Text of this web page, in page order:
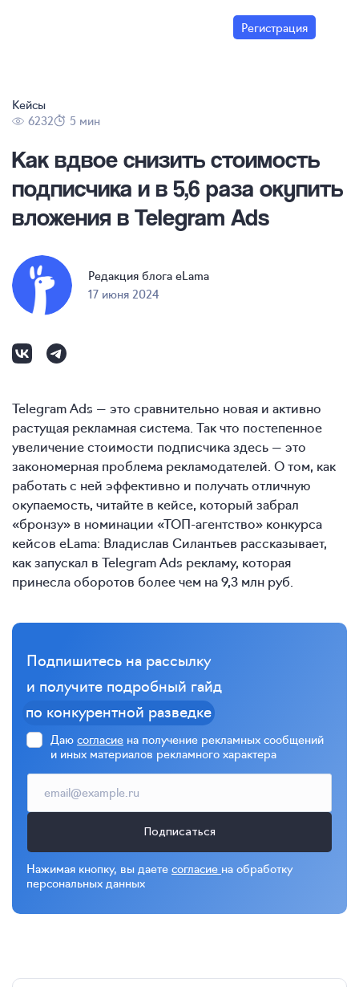
Регистрация
Кейсы
6232
5 мин
Как вдвое снизить стоимость
подписчика и в 5,6 раза окупить
вложения в Telegram Ads
Редакция блога eLama
17 июня 2024
Telegram Ads — это сравнительно новая и активно
растущая рекламная система. Так что постепенное
увеличение стоимости подписчика здесь — это
закономерная проблема рекламодателей. О том, как
работать с ней эффективно и получать отличную
окупаемость, читайте в кейсе, который забрал
«бронзу» в номинации «ТОП-агентство» конкурса
кейсов eLama: Владислав Силантьев рассказывает,
как запускал в Telegram Ads рекламу, которая
принесла оборотов более чем на 9,3 млн руб.
Подпишитесь на рассылку
и получите подробный гайд
по конкурентной разведке
Даю согласие на получение рекламных сообщений
и иных материалов рекламного характера
Подписаться
Нажимая кнопку, вы даете согласие на обработку
персональных данных